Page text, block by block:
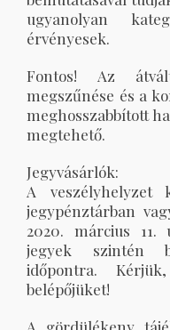
ugyanolyan
érvényesek.
Fontos! Az
megszűnése és a
meghosszabbított
megtehető.
Jegyvásárlók:
A veszélyhelyzet
jegypénztárban
2020. március 11.
jegyek szintén
időpontra.
belépőjüket!